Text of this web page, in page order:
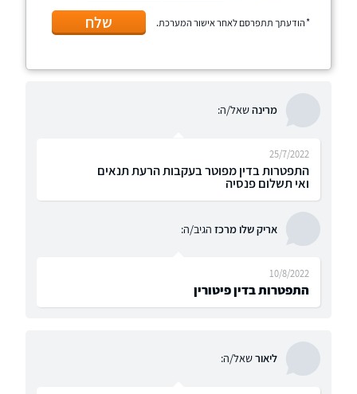
הודעתך תתפרסם לאחר אישור המערכת. שלח
מרינהשאל/ה:
התפטרות בדין מפוטר בעקבות הרעת תנאים
ואי תשלום פנסיה
25/7/2022
אריק שלו מרכז הגיב/ה:
התפטרות בדין פיטורין
10/8/2022
ליאורשאל/ה: